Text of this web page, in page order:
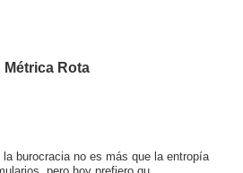
Métrica Rota
burocracia no es más que la entropía